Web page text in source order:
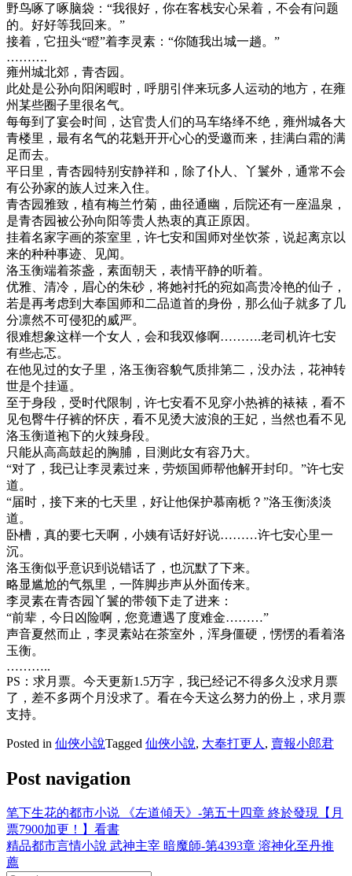
野鸟啄了啄脑袋：“我很好，你在客栈安心呆着，不会有问题
的。好好等我回来。”
接着，它扭头“瞪”着李灵素：“你随我出城一趟。”
……….
雍州城北郊，青杏园。
此处是公孙向阳闲暇时，呼朋引伴来玩多人运动的地方，在雍
州某些圈子里很名气。
每每到了宴会时间，达官贵人们的马车络绎不绝，雍州城各大
青楼里，最有名气的花魁开开心心的受邀而来，挂满白霜的满
足而去。
平日里，青杏园特别安静祥和，除了仆人、丫鬟外，通常不会
有公孙家的族人过来入住。
青杏园雅致，植有梅兰竹菊，曲径通幽，后院还有一座温泉，
是青杏园被公孙向阳等贵人热衷的真正原因。
挂着名家字画的茶室里，许七安和国师对坐饮茶，说起离京以
来的种种事迹、见闻。
洛玉衡端着茶盏，素面朝天，表情平静的听着。
优雅、清冷，眉心的朱砂，将她衬托的宛如高贵冷艳的仙子，
若是再考虑到大奉国师和二品道首的身份，那么仙子就多了几
分凛然不可侵犯的威严。
很难想象这样一个女人，会和我双修啊……….老司机许七安
有些忐忑。
在他见过的女子里，洛玉衡容貌气质排第二，没办法，花神转
世是个挂逼。
至于身段，受时代限制，许七安看不见穿小热裤的裱裱，看不
见包臀牛仔裤的怀庆，看不见烫大波浪的王妃，当然也看不见
洛玉衡道袍下的火辣身段。
只能从高高鼓起的胸脯，目测此女有容乃大。
“对了，我已让李灵素过来，劳烦国师帮他解开封印。”许七安
道。
“届时，接下来的七天里，好让他保护慕南栀？”洛玉衡淡淡
道。
卧槽，真的要七天啊，小姨有话好好说………许七安心里一
沉。
洛玉衡似乎意识到说错话了，也沉默了下来。
略显尴尬的气氛里，一阵脚步声从外面传来。
李灵素在青杏园丫鬟的带领下走了进来：
“前辈，今日凶险啊，您竟遭遇了度难金………”
声音夏然而止，李灵素站在茶室外，浑身僵硬，愣愣的看着洛
玉衡。
………..
PS：求月票。今天更新1.5万字，我已经记不得多久没求月票
了，差不多两个月没求了。看在今天这么努力的份上，求月票
支持。
Posted in 仙俠小說Tagged 仙俠小說, 大奉打更人 , 賣報小郎君
Post navigation
笔下生花的都市小说 《左道傾天》-第五十四章 終於發現【月
票7900加更！】看書
精品都市言情小說 武神主宰 暗魔師-第4393章 溶神化至丹推
薦